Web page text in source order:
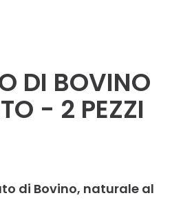
DI BOVINO
- 2 PEZZI
di Bovino, naturale al